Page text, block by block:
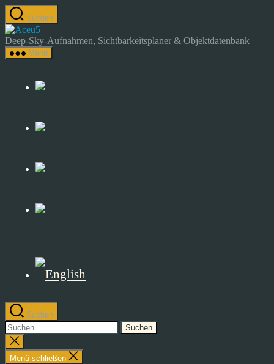
Zum
Inhalt
springen
Suchen
Astrocamp
–
Astrofotografie
Sky-
Deep-Sky-Aufnahmen, Sichtbarkeitsplaner & Objektdatenbank
Menü
Suchen
Suchen
nach:
Suche
schließen
Menü schließen